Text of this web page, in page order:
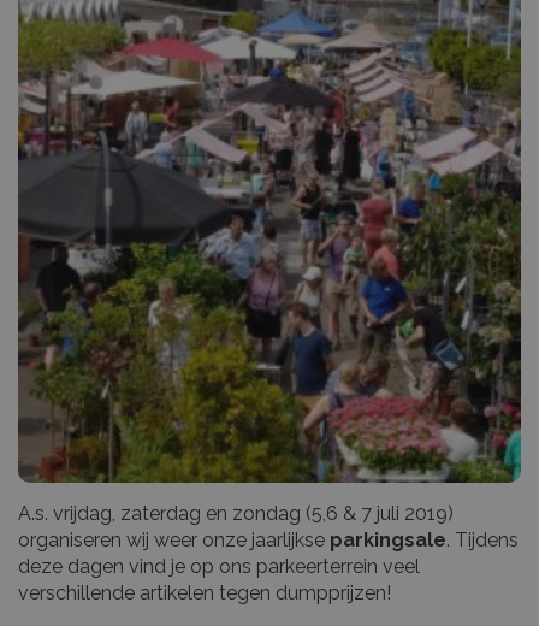
A.s. vrijdag, zaterdag en zondag (5,6 & 7 juli 2019)
organiseren wij weer onze jaarlijkse parkingsale. Tijdens
deze dagen vind je op ons parkeerterrein veel
verschillende artikelen tegen dumpprijzen!